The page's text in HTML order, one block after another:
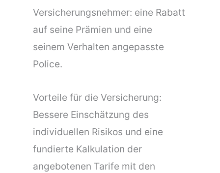
Versicherungsnehmer: eine Rabatt
auf seine Prämien und eine
seinem Verhalten angepasste
Police.
Vorteile für die Versicherung:
Bessere Einschätzung des
individuellen Risikos und eine
fundierte Kalkulation der
angebotenen Tarife mit den